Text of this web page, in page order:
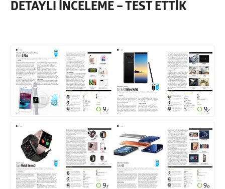
DETAYLI İNCELEME – TEST ETTİK